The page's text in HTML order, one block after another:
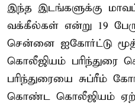
இந்த இடங்களுக்கு
வக்கீல்கள் என்று 19
சென்னை ஐகோர்ட்டு
கொலீஜியம் பரிந்துரை
பரிந்துரையை சுப்ரீம்
கொண்ட கொலீஜியம்